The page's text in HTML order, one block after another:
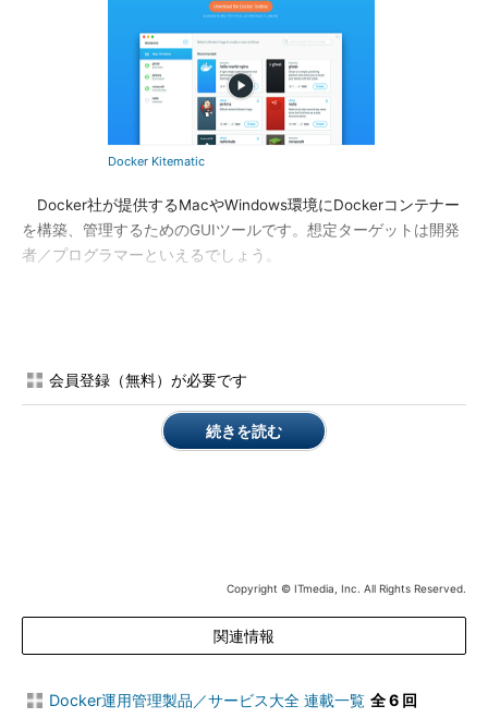
Docker Kitematic
Docker社が提供するMacやWindows環境にDockerコンテナー
を構築、管理するためのGUIツールです。想定ターゲットは開発
者／プログラマーといえるでしょう。
を提供するSaaSです。AWSの各種サービスを利用しながら、
SaaSであるため、利用が容易で小規模環境でも利用可能です
会員登録（無料）が必要です
続きを読む
Copyright © ITmedia, Inc. All Rights Reserved.
関連情報
Docker運用管理製品／サービス大全 連載一覧 全 6 回